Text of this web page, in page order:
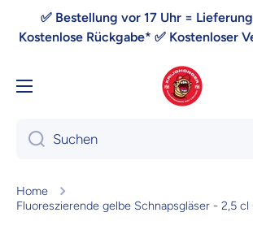
Direkt zum Inhalt
✅ Bestellung vor 17 Uhr =
Kostenlose Rückgabe* ✅ Kostenloser
Suchen
Home
Fluoreszierende gelbe Schnapsgläser - 2,5